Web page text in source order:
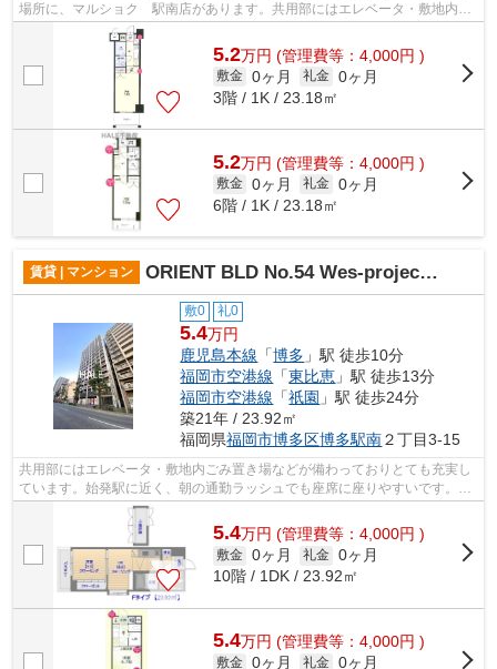
場所に、マルショク 駅南店があります。共用部にはエレベータ・敷地内ご
み置き場などが揃っております。こちらの...
5.2万円 (管理費等：4,000円 )
敷金 0ヶ月 礼金 0ヶ月
3階 / 1K / 23.18㎡
5.2万円 (管理費等：4,000円 )
敷金 0ヶ月 礼金 0ヶ月
6階 / 1K / 23.18㎡
賃貸 | マンション ORIENT BLD No.54 Wes-project 博多駅南
敷0 礼0
5.4万円
鹿児島本線 「博多 」駅 徒歩10分
福岡市空港線 「東比恵 」駅 徒歩13分
福岡市空港線 「祇園 」駅 徒歩24分
築21年 / 23.92㎡
福岡県福岡市博多区博多駅南２丁目3-15
共用部にはエレベータ・敷地内ごみ置き場などが備わっておりとても充実し
ています。始発駅に近く、朝の通勤ラッシュでも座席に座りやすいです。バ
ス停から徒歩3分圏内なので、雨の日の...
5.4万円 (管理費等：4,000円 )
敷金 0ヶ月 礼金 0ヶ月
10階 / 1DK / 23.92㎡
5.4万円 (管理費等：4,000円 )
敷金 0ヶ月 礼金 0ヶ月